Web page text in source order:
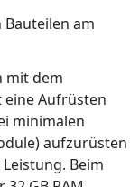
am
mit dem
Aufrüsten
minimalen
aufzurüsten
Beim